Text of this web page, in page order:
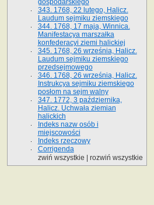
gospodarskiego
343. 1768, 22 lutego, Halicz.
Laudum sejmiku ziemskiego
344. 1768, 17 maja, Winnica.
Manifestacya marszałka
konfederacyi ziemi halickiej
345. 1768, 26 września, Halicz.
Laudum sejmiku ziemskiego
przedsejmowego
346. 1768, 26 września, Halicz.
Instrukcya sejmiku ziemskiego
posłom na sejm walny
347. 1772, 3 października,
Halicz. Uchwała ziemian
halickich
Indeks nazw osób i
miejscowości
Indeks rzeczowy
Corrigenda
zwiń wszystkie
rozwiń wszystkie